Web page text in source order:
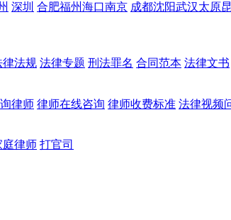
深圳 合肥福州海口南京 成都沈阳武汉太原
律法规 法律专题 刑法罪名 合同范本 法律文书
律师 律师在线咨询 律师收费标准 法律视频
庭律师 打官司